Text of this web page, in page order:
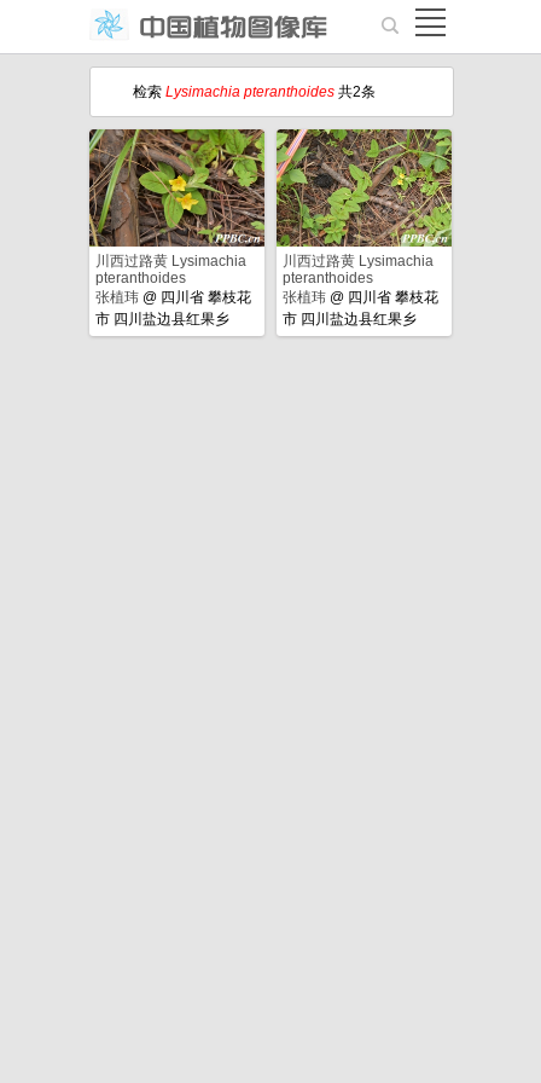
检索 Lysimachia pteranthoides 共2条
川西过路黄 Lysimachia
pteranthoides
张植玮 @ 四川省 攀枝花
市 四川盐边县红果乡
川西过路黄 Lysimachia
pteranthoides
张植玮 @ 四川省 攀枝花
市 四川盐边县红果乡